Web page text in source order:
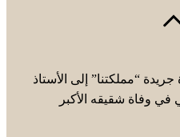
“مملكتنا” إلى الأستاذ
في وفاة شقيقه الأكبر